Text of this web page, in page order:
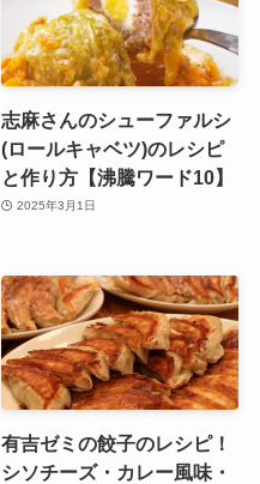
志麻さんのシューファルシ
(ロールキャベツ)のレシピ
と作り方【沸騰ワード10】
2025年3月1日
有吉ゼミの餃子のレシピ！
シソチーズ・カレー風味・